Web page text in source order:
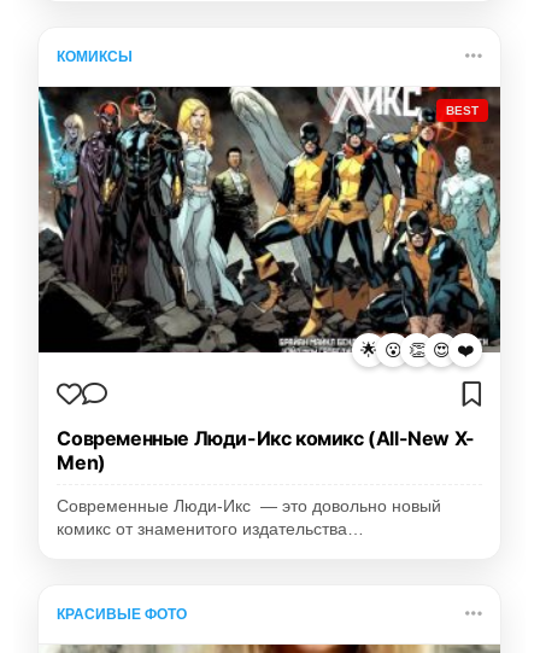
КОМИКСЫ
BEST
🌟 😮 👏 😍 ❤️
Современные Люди-Икс комикс (All-New X-
Men)
Современные Люди-Икс — это довольно новый
комикс от знаменитого издательства…
КРАСИВЫЕ ФОТО